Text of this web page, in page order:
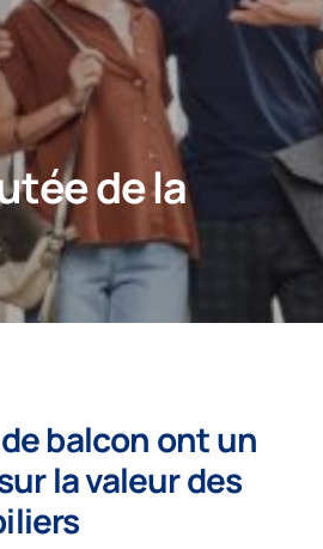
de la
balcon ont un
la valeur des